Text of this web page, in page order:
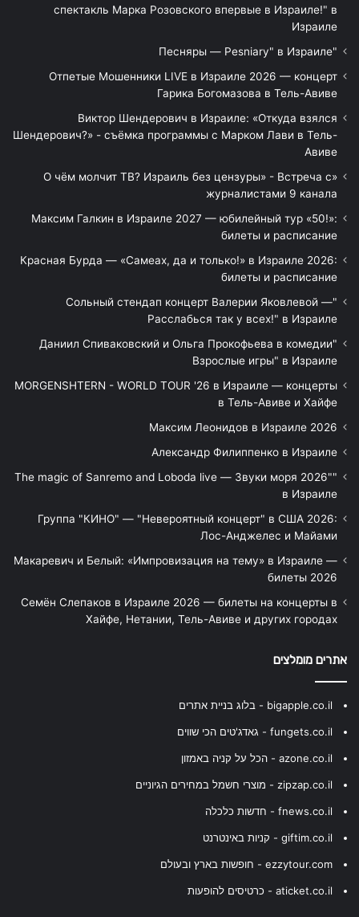
спектакль Марка Розовского впервые в Израиле!" в
Израиле
"Песняры — Pesniary" в Израиле
Отпетые Мошенники LIVE в Израиле 2026 — концерт
Гарика Богомазова в Тель-Авиве
Виктор Шендерович в Израиле: «Откуда взялся
Шендерович?» - съёмка программы с Марком Лави в Тель-
Авиве
«О чём молчит ТВ? Израиль без цензуры» - Встреча с
журналистами 9 канала
Максим Галкин в Израиле 2027 — юбилейный тур «50!»:
билеты и расписание
Красная Бурда — «Самеах, да и только!» в Израиле 2026:
билеты и расписание
"Сольный стендап концерт Валерии Яковлевой —
Расслабься так у всех!" в Израиле
"Даниил Спиваковский и Ольга Прокофьева в комедии
Взрослые игры" в Израиле
MORGENSHTERN - WORLD TOUR '26 в Израиле — концерты
в Тель-Авиве и Хайфе
Максим Леонидов в Израиле 2026
Александр Филиппенко в Израиле
"The magic of Sanremo and Loboda live — Звуки моря 2026"
в Израиле
Группа "КИНО" — "Невероятный концерт" в США 2026:
Лос-Анджелес и Майами
Макаревич и Белый: «Импровизация на тему» в Израиле —
билеты 2026
Семён Слепаков в Израиле 2026 — билеты на концерты в
Хайфе, Нетании, Тель-Авиве и других городах
אתרים מומלצים
bigapple.co.il - בלוג בניית אתרים
fungets.co.il - גאדג'טים הכי שווים
azone.co.il - הכל על קניה באמזון
zipzap.co.il - מוצרי חשמל במחירים הגיוניים
fnews.co.il - חדשות כלכלה
giftim.co.il - קניות באינטרנט
ezzytour.com - חופשות בארץ ובעולם
aticket.co.il - כרטיסים להופעות